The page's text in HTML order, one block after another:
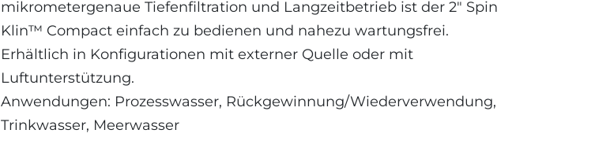
mikrometergenaue Tiefenfiltration und Langzeitbetrieb ist der 2″ Spin
Klin™ Compact einfach zu bedienen und nahezu wartungsfrei.
Erhältlich in Konfigurationen mit externer Quelle oder mit
Luftunterstützung.
Anwendungen: Prozesswasser, Rückgewinnung/Wiederverwendung,
Trinkwasser, Meerwasser